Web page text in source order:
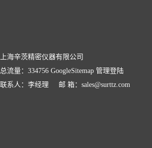
上海辛茨精密仪器有限公司
总流量：334756 GoogleSitemap 管理登陆
联系人：李经理 邮 箱：sales@surttz.com